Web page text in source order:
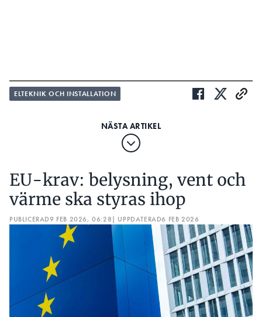
ELTEKNIK OCH INSTALLATION
EU-krav: belysning, vent och
värme ska styras ihop
PUBLICERAD9 FEB 2026, 06:28| UPPDATERAD6 FEB 2026